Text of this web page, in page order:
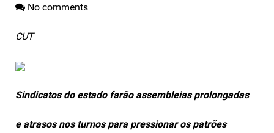
No comments
CUT
Sindicatos do estado farão assembleias prolongadas
e atrasos nos turnos para pressionar os patrões